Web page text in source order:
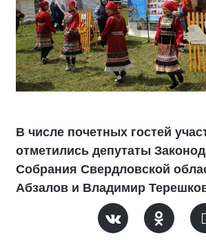
В числе почетных гостей
отметились депутаты
Собрания Свердловской
Абзалов и Владимир